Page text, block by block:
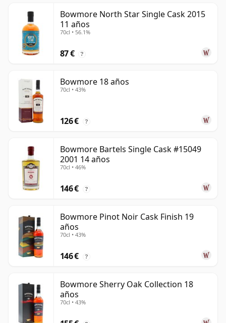
Bowmore North Star Single Cask 2015
11 años
70cl • 56.1%
87 € ?
Bowmore 18 años
70cl • 43%
126 € ?
Bowmore Bartels Single Cask #15049
2001 14 años
70cl • 46%
146 € ?
Bowmore Pinot Noir Cask Finish 19
años
70cl • 43%
146 € ?
Bowmore Sherry Oak Collection 18
años
70cl • 43%